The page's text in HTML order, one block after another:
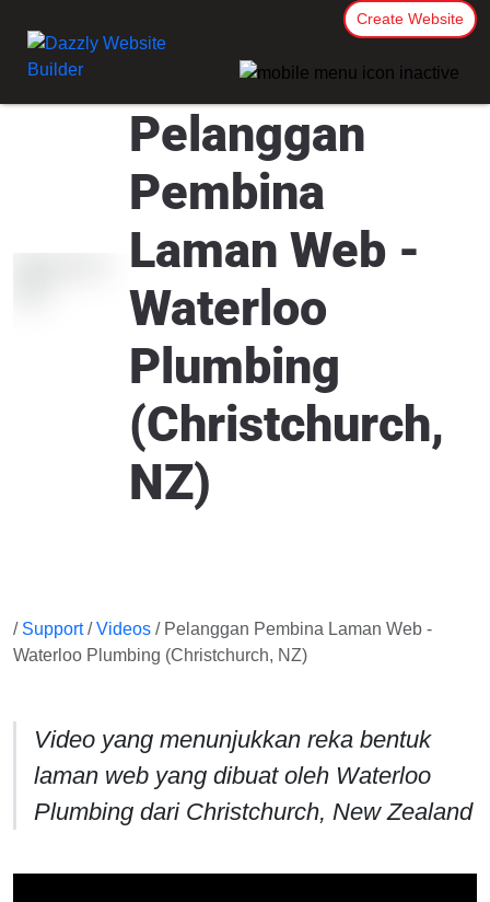
Create Website
Pelanggan
Pembina
Laman Web -
Waterloo
Plumbing
(Christchurch,
NZ)
/ Support/Videos / Pelanggan Pembina Laman Web -
Waterloo Plumbing (Christchurch, NZ)
Video yang menunjukkan reka bentuk
laman web yang dibuat oleh Waterloo
Plumbing dari Christchurch, New Zealand